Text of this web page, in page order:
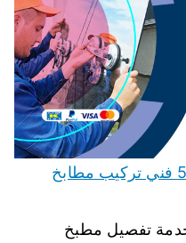
فني المنيوم العيون 52227343 فني تركيب مطابخ
خدمة تفصيل مطبخ